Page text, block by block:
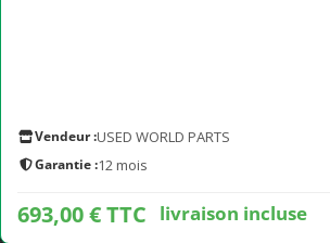
Vendeur :USED WORLD PARTS
Garantie :12 mois
693,00 € TTC livraison incluse